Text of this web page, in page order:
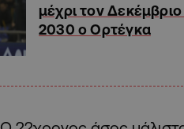
μέχρι τον
2030 ο Ορτέγκα